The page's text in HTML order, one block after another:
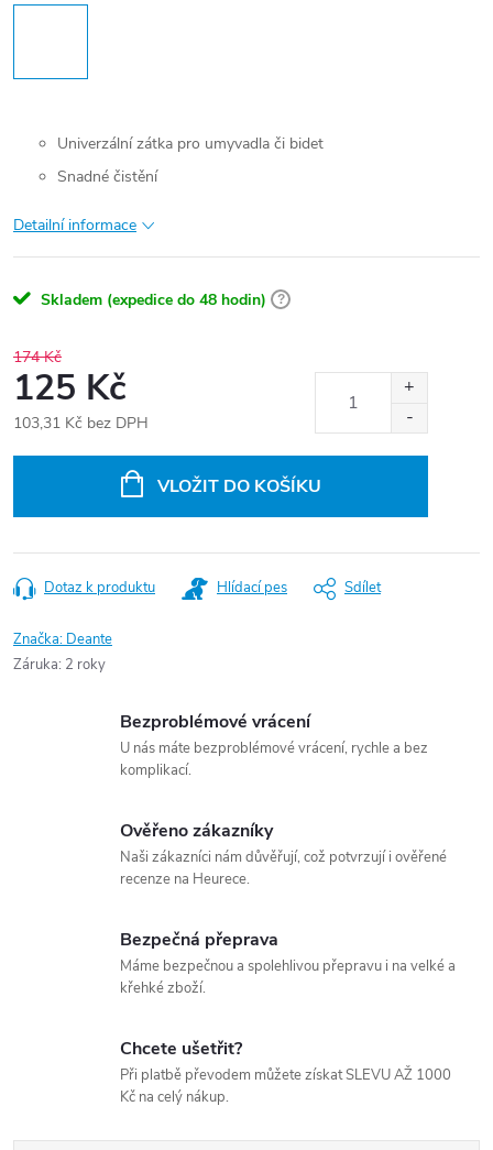
Univerzální zátka pro umyvadla či bidet
Snadné čistění
Detailní informace
Skladem (expedice do 48 hodin) ?
174 Kč
125 Kč
103,31 Kč bez DPH
VLOŽIT DO KOŠÍKU
Dotaz k produktu Hlídací pes Sdílet
Značka: Deante
Záruka: 2 roky
Bezproblémové vrácení
U nás máte bezproblémové vrácení, rychle a bez
komplikací.
Ověřeno zákazníky
Naši zákazníci nám důvěřují, což potvrzují i ověřené
recenze na Heurece.
Bezpečná přeprava
Máme bezpečnou a spolehlivou přepravu i na velké a
křehké zboží.
Chcete ušetřit?
Při platbě převodem můžete získat SLEVU AŽ 1000
Kč na celý nákup.